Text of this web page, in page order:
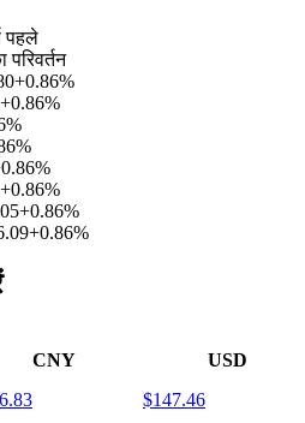
पहले
परिवर्तन
+0.86%
+0.86%
+0.86%
+0.86%
+0.86%
CNY USD
$147.46